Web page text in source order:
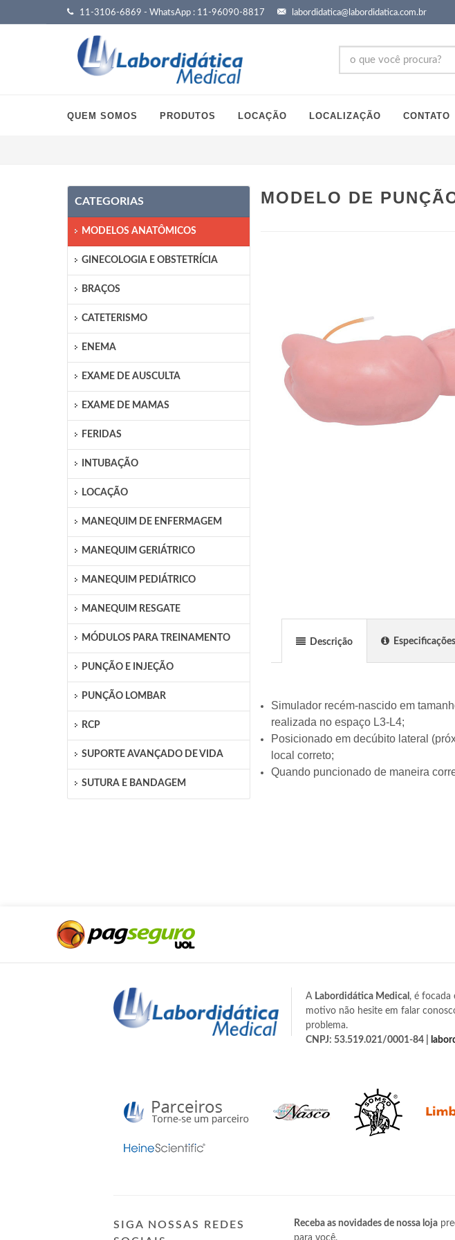
11-3106-6869 - WhatsApp : 11-96090-8817 labordidatica@labordidatica.com.br
QUEM SOMOS PRODUTOS LOCAÇÃO LOCALIZAÇÃO CONTATO
CATEGORIAS
MODELOS ANATÔMICOS
GINECOLOGIA E OBSTETRÍCIA
BRAÇOS
CATETERISMO
ENEMA
EXAME DE AUSCULTA
EXAME DE MAMAS
FERIDAS
INTUBAÇÃO
LOCAÇÃO
MANEQUIM DE ENFERMAGEM
MANEQUIM GERIÁTRICO
MANEQUIM PEDIÁTRICO
MANEQUIM RESGATE
MÓDULOS PARA TREINAMENTO
PUNÇÃO E INJEÇÃO
PUNÇÃO LOMBAR
RCP
SUPORTE AVANÇADO DE VIDA
SUTURA E BANDAGEM
MODELO DE
Descrição Especificações
Simulador recém-nascido em
realizada no espaço L3-L4;
Posicionado em decúbito lateral
local correto;
Quando puncionado de maneira
A Labordidática Medical , é focada
motivo não hesite em falar
problema.
CNPJ: 53.519.021/0001-84 |
SIGA NOSSAS REDES
Receba as novidades de nossa loja
para você.